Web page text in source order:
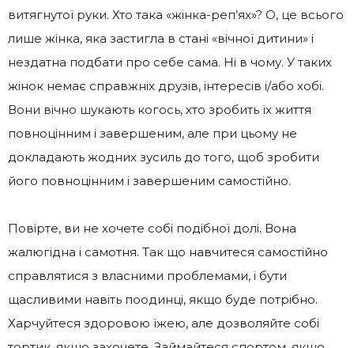
витягнутої руки. Хто така «жінка-реп’ях»? О, це всього
лише жінка, яка застигла в стані «вічної дитини» і
нездатна подбати про себе сама. Ні в чому. У таких
жінок немає справжніх друзів, інтересів і/або хобі.
Вони вічно шукають когось, хто зробить їх життя
повноцінним і завершеним, але при цьому не
докладають жодних зусиль до того, щоб зробити
його повноцінним і завершеним самостійно.
Повірте, ви не хочете собі подібної долі. Вона
жалюгідна і самотня. Так що навчитеся самостійно
справлятися з власними проблемами, і бути
щасливими навіть поодинці, якщо буде потрібно.
Харчуйтеся здоровою їжею, але дозволяйте собі